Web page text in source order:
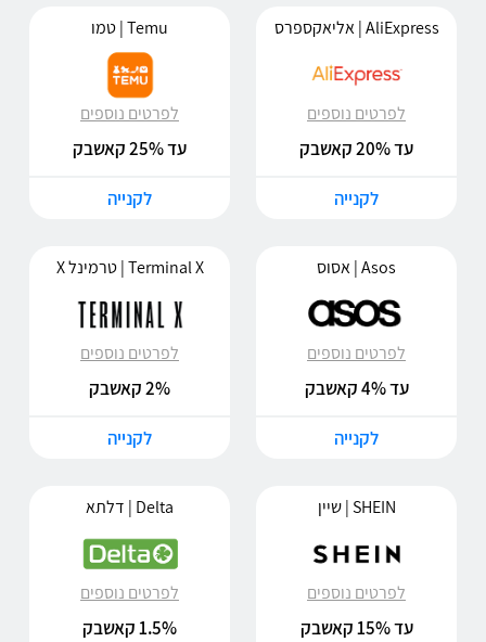
AliExpress | אליאקספרס
לפרטים נוספים
עד 20% קאשבק
לקנייה
Temu | טמו
לפרטים נוספים
עד 25% קאשבק
לקנייה
Asos | אסוס
לפרטים נוספים
עד 4% קאשבק
לקנייה
Terminal X | טרמינל X
לפרטים נוספים
2% קאשבק
לקנייה
SHEIN | שיין
לפרטים נוספים
עד 15% קאשבק
Delta | דלתא
לפרטים נוספים
1.5% קאשבק